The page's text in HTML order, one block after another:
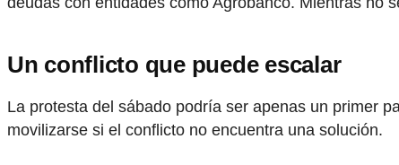
Un conflicto que puede escalar
La protesta del sábado podría ser apenas un primer
movilizarse si el conflicto no encuentra una solución.